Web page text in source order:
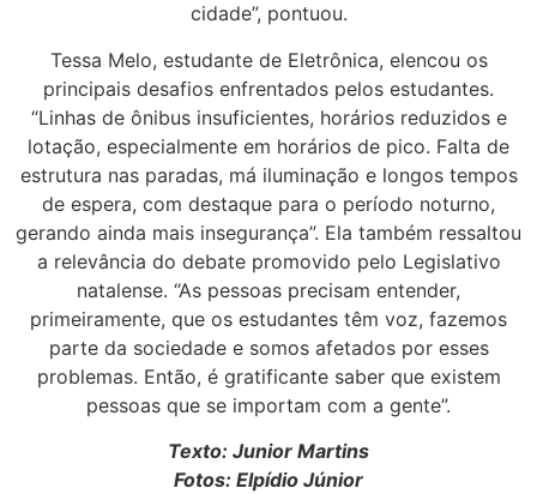
cidade”, pontuou.
Tessa Melo, estudante de Eletrônica, elencou os
principais desafios enfrentados pelos estudantes.
“Linhas de ônibus insuficientes, horários reduzidos e
lotação, especialmente em horários de pico. Falta de
estrutura nas paradas, má iluminação e longos tempos
de espera, com destaque para o período noturno,
gerando ainda mais insegurança”. Ela também ressaltou
a relevância do debate promovido pelo Legislativo
natalense. “As pessoas precisam entender,
primeiramente, que os estudantes têm voz, fazemos
parte da sociedade e somos afetados por esses
problemas. Então, é gratificante saber que existem
pessoas que se importam com a gente”.
Texto: Junior Martins
Fotos: Elpídio Júnior